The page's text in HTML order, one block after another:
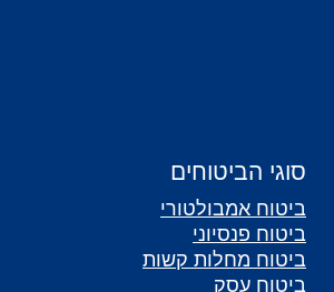
סוגי הביטוחים
ביטוח אמבולטורי
ביטוח פנסיוני
ביטוח מחלות קשות
ביטוח עסק